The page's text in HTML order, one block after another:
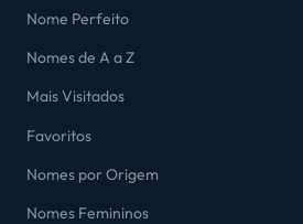
Nome Perfeito
Nomes de A a Z
Mais Visitados
Favoritos
Nomes por Origem
Nomes Femininos